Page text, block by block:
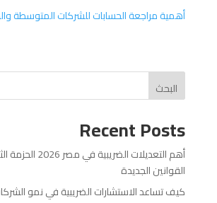
أهمية مراجعة الحسابات للشركات المتوسطة
البحث
Recent Posts
أهم التعديلات
القوانين الجديدة
كيف تساعد الاستشارات الضريبية في نمو